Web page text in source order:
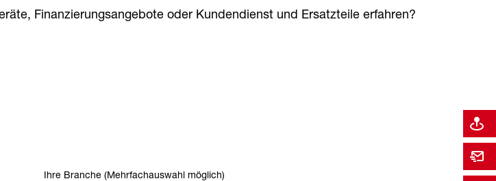
Finanzierungsangebote oder Kundendienst und Ersatzteile erfahren?
Ihre Branche (Mehrfachauswahl möglich)